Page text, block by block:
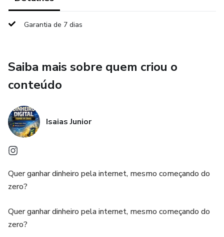
✅ Como usar a Hotmart mesmo sem experiência
✅ Estratégias práticas para começar com pouco ou nenhum
investimento
✅ Erros comuns que fazem as pessoas desistirem
✅ Um plano de ação direto ao ponto para começar hoje
Garantia de 7 dias
Saiba mais sobre quem criou o
conteúdo
Isaias Junior
Quer ganhar dinheiro pela internet, mesmo começando do
zero?
Quer ganhar dinheiro pela internet, mesmo começando do
zero?